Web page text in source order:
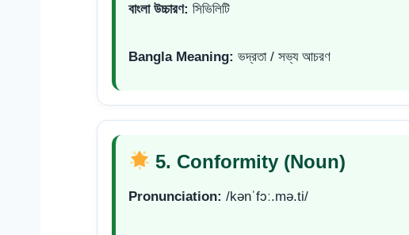
বাংলা উচ্চারণ: সিভিলিটি
Bangla Meaning: ভদ্রতা / সভ্য আচরণ
5. Conformity (Noun)
Pronunciation: /kənˈfɔː.mə.ti/